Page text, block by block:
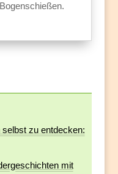
zu entdecken:
mit